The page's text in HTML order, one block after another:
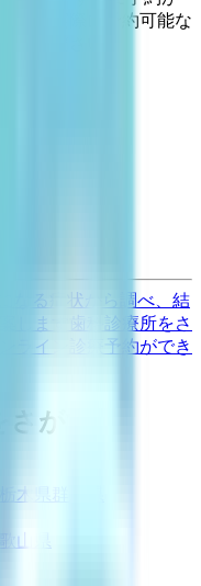
より実際に予約可能な
承ください
になる症状から調べ、結
します
歯科診療所をさ
ライン診療予約ができ
がす
栃木県
歌山県